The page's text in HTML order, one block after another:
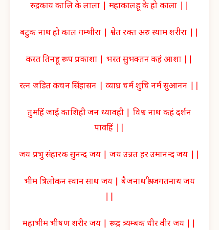
रुद्रकाय कालि के लाला | महाकालहू के हो काला ||
बटुक नाथ हो काल गम्भीरा | श्वेत रक्त अरु स्याम शरीरा ||
करत तिनहू रूप प्रकाशा | भरत सुभक्तन कहं आशा ||
रत्न जडित कंचन सिंहासन | व्याघ्र चर्म शुचि नर्म सुआनन ||
तुमहिं जाई काशिही जन ध्यावही | विश्व नाथ कहं दर्शन
पावहिं ||
जय प्रभु संहारक सुनन्द जय | जय उन्नत हर उमानन्द जय ||
भीम त्रिलोकन स्वान साथ जय | बैजनाथ श्री जगतनाथ जय
महाभीम भीषण शरीर जय | रूद्र त्र्यम्बक धीर वीर जय ||